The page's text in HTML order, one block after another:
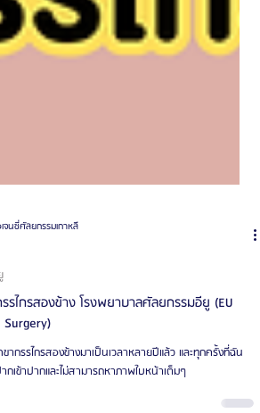
จนซี่ศัลยกรรมเกาหลี
ไกรสองข้าง โรงพยาบาลศัลยกรรมอียู (EU